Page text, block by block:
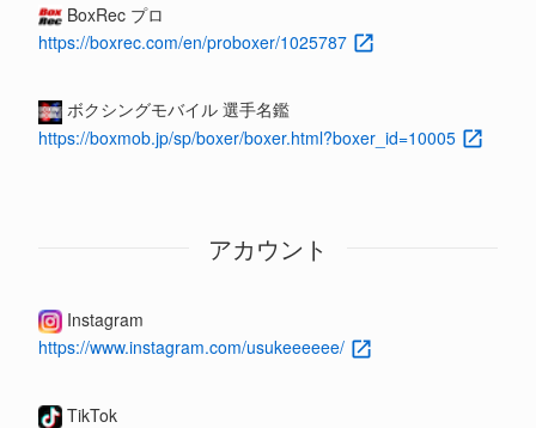
BoxRec プロ
https://boxrec.com/en/proboxer/1025787
ボクシングモバイル 選手名鑑
https://boxmob.jp/sp/boxer/boxer.html?boxer_id=10005
アカウント
Instagram
https://www.instagram.com/usukeeeeee/
TikTok